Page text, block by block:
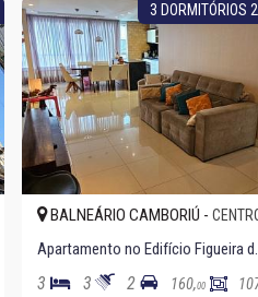
3 DORMITÓRIOS
BALNEÁRIO CAMBORIÚ -
3 3 2 160,00